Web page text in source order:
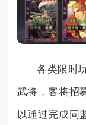
各类限时
武将，客将招
以通过完成同